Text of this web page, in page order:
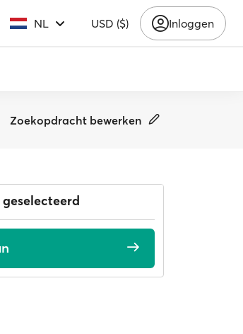
NL USD ($) Inloggen
Zoekopdracht bewerken